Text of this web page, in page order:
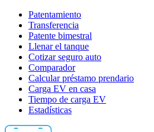
Patentamiento
Transferencia
Patente bimestral
Llenar el tanque
Cotizar seguro auto
Comparador
Calcular préstamo prendario
Carga EV en casa
Tiempo de carga EV
Estadísticas